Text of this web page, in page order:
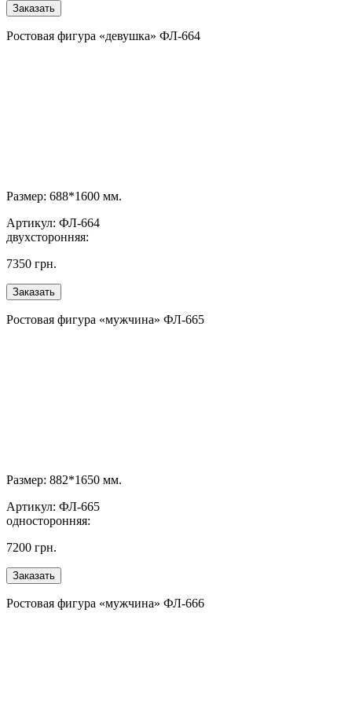
Ростовая фигура «девушка» ФЛ-664
Размер: 688*1600 мм.
Артикул: ФЛ-664
двухсторонняя:
7350 грн.
Ростовая фигура «мужчина» ФЛ-665
Размер: 882*1650 мм.
Артикул: ФЛ-665
односторонняя:
7200 грн.
Ростовая фигура «мужчина» ФЛ-666